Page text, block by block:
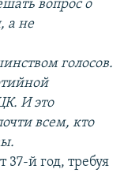
вопрос о
а не
голосов.
И это
всем, кто
37-й год, требуя